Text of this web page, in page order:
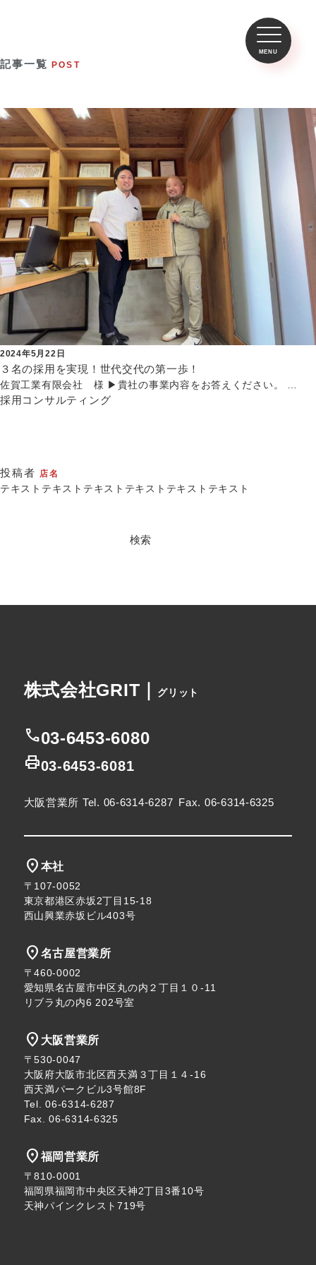
記事一覧 POST
2024年5月22日
３名の採用を実現！世代交代の第一歩！
佐賀工業有限会社 様 ▶貴社の事業内容をお答えください。 …
採用コンサルティング
投稿者 店名
テキストテキストテキストテキストテキストテキスト
株式会社GRIT｜ グリット
call03-6453-6080
print03-6453-6081
大阪営業所 Tel. 06-6314-6287 Fax. 06-6314-6325
location_on 本社
〒107-0052
東京都港区赤坂2丁目15-18
西山興業赤坂ビル403号
location_on 名古屋営業所
〒460-0002
愛知県名古屋市中区丸の内２丁目１０-11
リブラ丸の内6 202号室
location_on 大阪営業所
〒530-0047
大阪府大阪市北区西天満３丁目１４-16
西天満パークビル3号館8F
Tel. 06-6314-6287
Fax. 06-6314-6325
location_on 福岡営業所
〒810-0001
福岡県福岡市中央区天神2丁目3番10号
天神パインクレスト719号